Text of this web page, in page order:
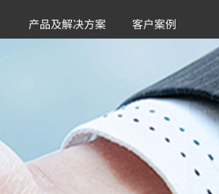
产品及解决方案 客户案例